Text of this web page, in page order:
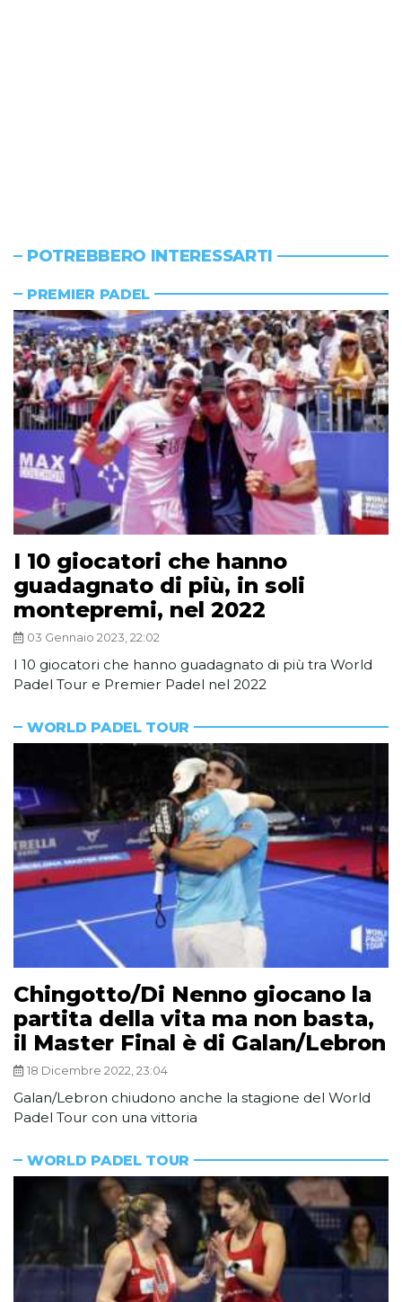
POTREBBERO INTERESSARTI
PREMIER PADEL
I 10 giocatori che hanno
guadagnato di più, in soli
montepremi, nel 2022
03 Gennaio 2023, 22:02
I 10 giocatori che hanno guadagnato di più tra World
Padel Tour e Premier Padel nel 2022
WORLD PADEL TOUR
Chingotto/Di Nenno giocano la
partita della vita ma non basta,
il Master Final è di Galan/Lebron
18 Dicembre 2022, 23:04
Galan/Lebron chiudono anche la stagione del World
Padel Tour con una vittoria
WORLD PADEL TOUR